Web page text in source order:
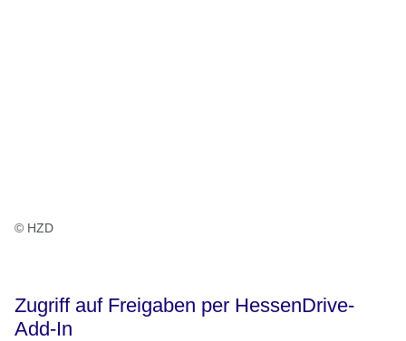
© HZD
Zugriff auf Freigaben per HessenDrive-
Add-In